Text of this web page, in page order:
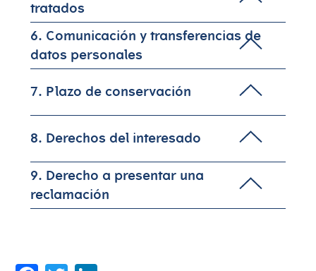
tratados
6. Comunicación y transferencias de
datos personales
7. Plazo de conservación
8. Derechos del interesado
9. Derecho a presentar una
reclamación